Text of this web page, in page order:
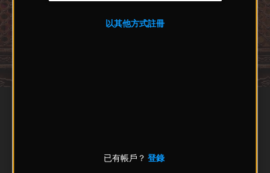
以其他方式註冊
已有帳戶？ 登錄